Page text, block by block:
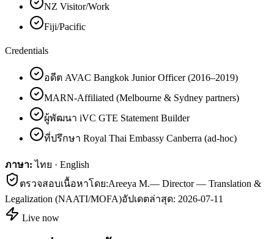
NZ Visitor/Work
Fiji/Pacific
Credentials
อดีต AVAC Bangkok Junior Officer (2016–2019)
MARN-Affiliated (Melbourne & Sydney partners)
ผู้พัฒนา iVC GTE Statement Builder
ที่ปรึกษา Royal Thai Embassy Canberra (ad-hoc)
ภาษา: ไทย · English
ตรวจสอบเนื้อหาโดย:Areeya M.— Director — Translation &
Legalization (NAATI/MOFA)อัปเดตล่าสุด: 2026-07-11
Live now